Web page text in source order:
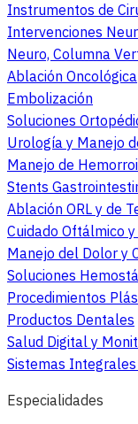
Instrumentos de
Intervenciones
Neuro, Columna
Ablación Oncológica
Embolización
Soluciones
Urología y Manejo
Manejo de
Stents
Ablación ORL y de
Cuidado Oftálmico
Manejo del Dolor y
Soluciones
Procedimientos
Productos Dentales
Salud Digital y
Sistemas
Especialidades